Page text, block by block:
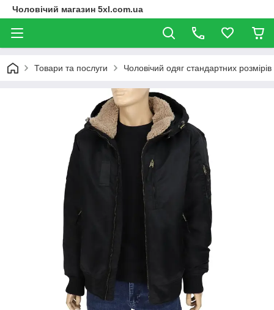
Чоловічий магазин 5xl.com.ua
Товари та послуги Чоловічий одяг стандартних розмірів